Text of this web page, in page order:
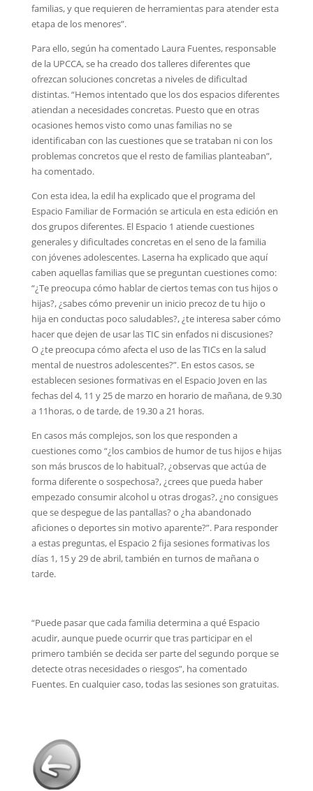
familias, y que requieren de herramientas para atender esta
etapa de los menores”.
Para ello, según ha comentado Laura Fuentes, responsable
de la UPCCA, se ha creado dos talleres diferentes que
ofrezcan soluciones concretas a niveles de dificultad
distintas. “Hemos intentado que los dos espacios diferentes
atiendan a necesidades concretas. Puesto que en otras
ocasiones hemos visto como unas familias no se
identificaban con las cuestiones que se trataban ni con los
problemas concretos que el resto de familias planteaban”,
ha comentado.
Con esta idea, la edil ha explicado que el programa del
Espacio Familiar de Formación se articula en esta edición en
dos grupos diferentes. El Espacio 1 atiende cuestiones
generales y dificultades concretas en el seno de la familia
con jóvenes adolescentes. Laserna ha explicado que aquí
caben aquellas familias que se preguntan cuestiones como:
“¿Te preocupa cómo hablar de ciertos temas con tus hijos o
hijas?, ¿sabes cómo prevenir un inicio precoz de tu hijo o
hija en conductas poco saludables?, ¿te interesa saber cómo
hacer que dejen de usar las TIC sin enfados ni discusiones?
O ¿te preocupa cómo afecta el uso de las TICs en la salud
mental de nuestros adolescentes?”. En estos casos, se
establecen sesiones formativas en el Espacio Joven en las
fechas del 4, 11 y 25 de marzo en horario de mañana, de 9.30
a 11horas, o de tarde, de 19.30 a 21 horas.
En casos más complejos, son los que responden a
cuestiones como “¿los cambios de humor de tus hijos e hijas
son más bruscos de lo habitual?, ¿observas que actúa de
forma diferente o sospechosa?, ¿crees que pueda haber
empezado consumir alcohol u otras drogas?, ¿no consigues
que se despegue de las pantallas? o ¿ha abandonado
aficiones o deportes sin motivo aparente?”. Para responder
a estas preguntas, el Espacio 2 fija sesiones formativas los
días 1, 15 y 29 de abril, también en turnos de mañana o
tarde.
“Puede pasar que cada familia determina a qué Espacio
acudir, aunque puede ocurrir que tras participar en el
primero también se decida ser parte del segundo porque se
detecte otras necesidades o riesgos”, ha comentado
Fuentes. En cualquier caso, todas las sesiones son gratuitas.